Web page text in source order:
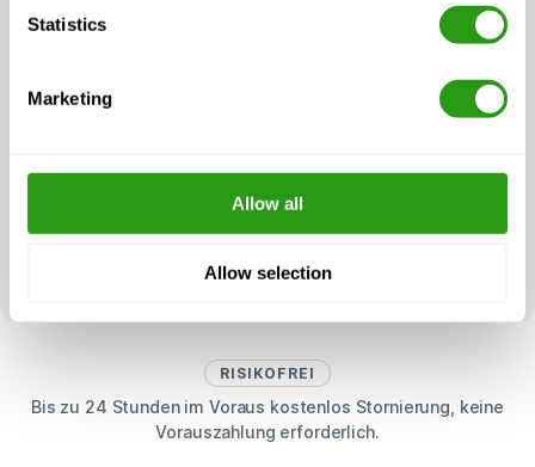
Statistics
Marketing
Allow all
Allow selection
RISIKOFREI
Bis zu 24 Stunden im Voraus kostenlos Stornierung, keine
Vorauszahlung erforderlich.
Spitzenleistungen